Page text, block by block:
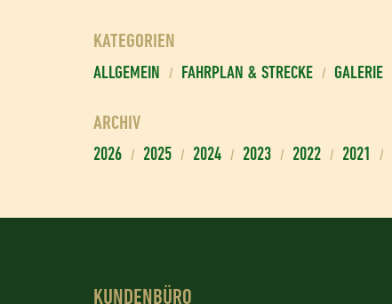
KATEGORIEN
ALLGEMEIN FAHRPLAN & STRECKE GALERIE
ARCHIV
2026 2025 2024 2023 2022 2021
KUNDENBÜRO